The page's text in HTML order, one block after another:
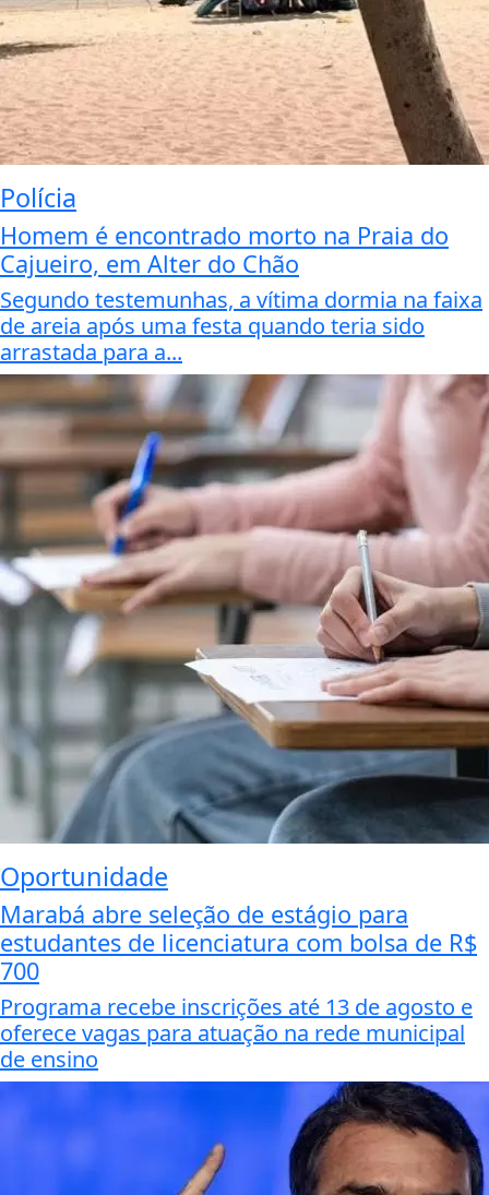
Polícia
Homem é encontrado morto na Praia do
Cajueiro, em Alter do Chão
Segundo testemunhas, a vítima dormia na faixa
de areia após uma festa quando teria sido
arrastada para a...
Oportunidade
Marabá abre seleção de estágio para
estudantes de licenciatura com bolsa de R$
700
Programa recebe inscrições até 13 de agosto e
oferece vagas para atuação na rede municipal
de ensino